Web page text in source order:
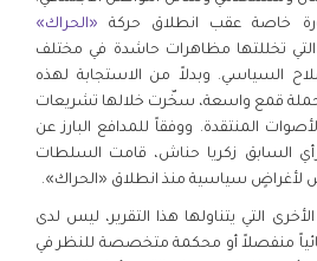
خاصة عقب انطلاق حركة «الحراك»
في فبراير2019، التي تخللتها مظاهرات حاشدة في مختلف
السياسي. وبدلاً من الاستجابة لهذه
قمع واسعة، سخّرت خلالها تشريعات
المنتقدة. ووفقاً للمدافع البارز عن
السابق زكريا حناش، قامت السلطات
التي يتناولها هذا التقرير، ليس لدى
منفصلاً أو محكمة متخصصة للنظر في